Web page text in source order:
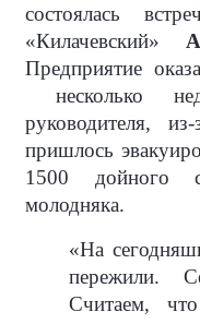
состоялась
«Килачевский»
Предприятие
несколько
руководителя,
пришлось
1500 дойного
молодняка.
«На
пережили.
Считаем,